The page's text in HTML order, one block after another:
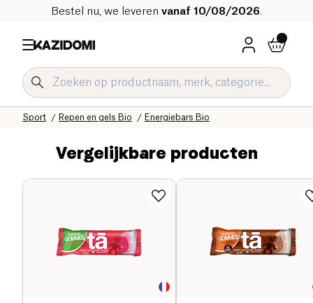
Bestel nu, we leveren vanaf 10/08/2026
Energiebars Bio
Repen en gels Bio
Sport
Onze biologische catalogus
Home
Vergelijkbare producten